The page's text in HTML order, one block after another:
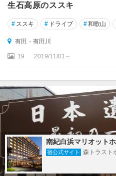
生石高原のススキ
# ススキ # ドライブ #和歌山
有田・有田川
19 2019/11/01～
南紀白浜マリオット
宿公式サイト 森トラスト